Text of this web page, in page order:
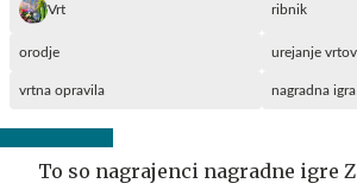
Vrt ribnik
orodje urejanje vrtov
vrtna opravila nagradna igra
To so nagrajenci nagradne igre